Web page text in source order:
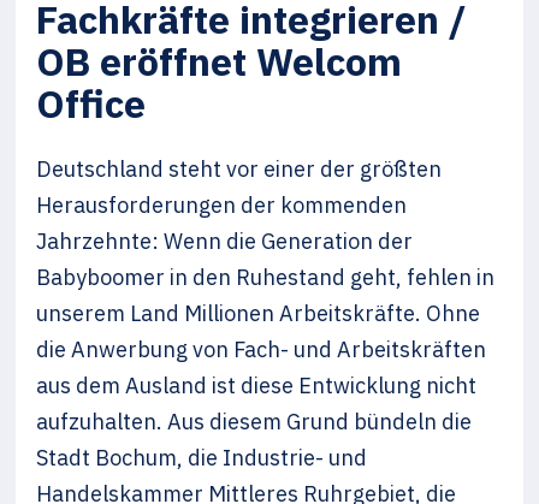
Fachkräfte integrieren /
OB eröffnet Welcom
Office
Deutschland steht vor einer der größten
Herausforderungen der kommenden
Jahrzehnte: Wenn die Generation der
Babyboomer in den Ruhestand geht, fehlen in
unserem Land Millionen Arbeitskräfte. Ohne
die Anwerbung von Fach- und Arbeitskräften
aus dem Ausland ist diese Entwicklung nicht
aufzuhalten. Aus diesem Grund bündeln die
Stadt Bochum, die Industrie- und
Handelskammer Mittleres Ruhrgebiet, die